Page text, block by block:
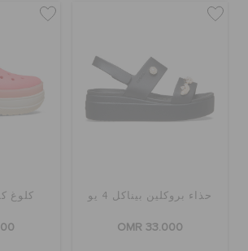
حذاء بروكلين بيناكل 4 يو
OMR 33.000
كلوغ